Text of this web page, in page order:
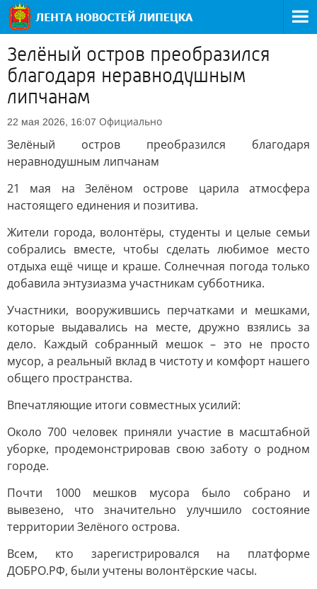
Зелёный остров преобразился
благодаря неравнодушным
липчанам
22 мая 2026, 16:07 Официально
Зелёный остров преобразился благодаря
неравнодушным липчанам
21 мая на Зелёном острове царила атмосфера
настоящего единения и позитива.
Жители города, волонтёры, студенты и целые семьи
собрались вместе, чтобы сделать любимое место
отдыха ещё чище и краше. Солнечная погода только
добавила энтузиазма участникам субботника.
Участники, вооружившись перчатками и мешками,
которые выдавались на месте, дружно взялись за
дело. Каждый собранный мешок – это не просто
мусор, а реальный вклад в чистоту и комфорт нашего
общего пространства.
Впечатляющие итоги совместных усилий:
Около 700 человек приняли участие в масштабной
уборке, продемонстрировав свою заботу о родном
городе.
Почти 1000 мешков мусора было собрано и
вывезено, что значительно улучшило состояние
территории Зелёного острова.
Всем, кто зарегистрировался на платформе
ДОБРО.РФ, были учтены волонтёрские часы.